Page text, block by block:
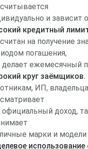
и зависит
кредитный
на получение
погашения,
делает ежемесячный
круг заёмщиков.
ИП,
официальный доход,
марки и
использование